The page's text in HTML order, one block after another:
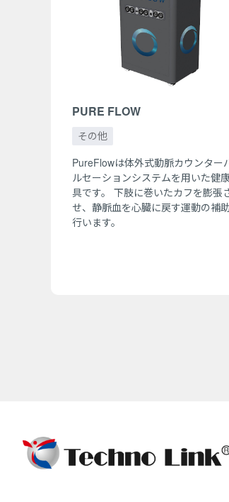
PURE FLOW
その他
PureFlowは体外式動脈カウンター
ルセーションシステムを用いた健
具です。 下肢に巻いたカフを膨張
せ、静脈血を心臓に戻す運動の補
行います。